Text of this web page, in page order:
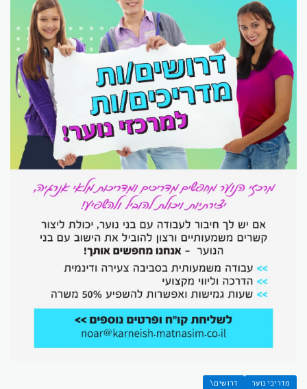
מדריכי נוער דרושים\